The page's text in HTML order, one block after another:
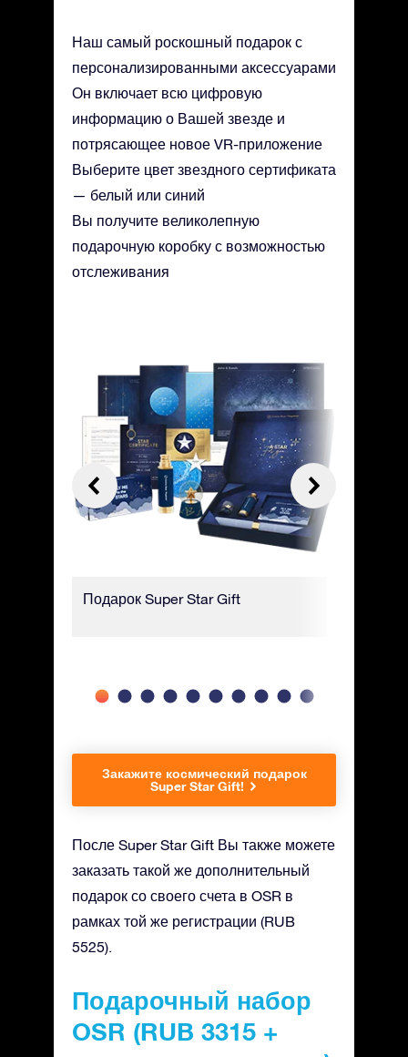
Наш самый роскошный подарок с
персонализированными аксессуарами
Он включает всю цифровую
информацию о Вашей звезде и
потрясающее новое VR-приложение
Выберите цвет звездного сертификата
— белый или синий
Вы получите великолепную
подарочную коробку с возможностью
отслеживания
Подарок Super Star Gift
Закажите космический подарок
Super Star Gift!
После Super Star Gift Вы также можете
заказать такой же дополнительный
подарок со своего счета в OSR в
рамках той же регистрации (RUB
5525).
Подарочный набор
OSR (RUB 3315 +